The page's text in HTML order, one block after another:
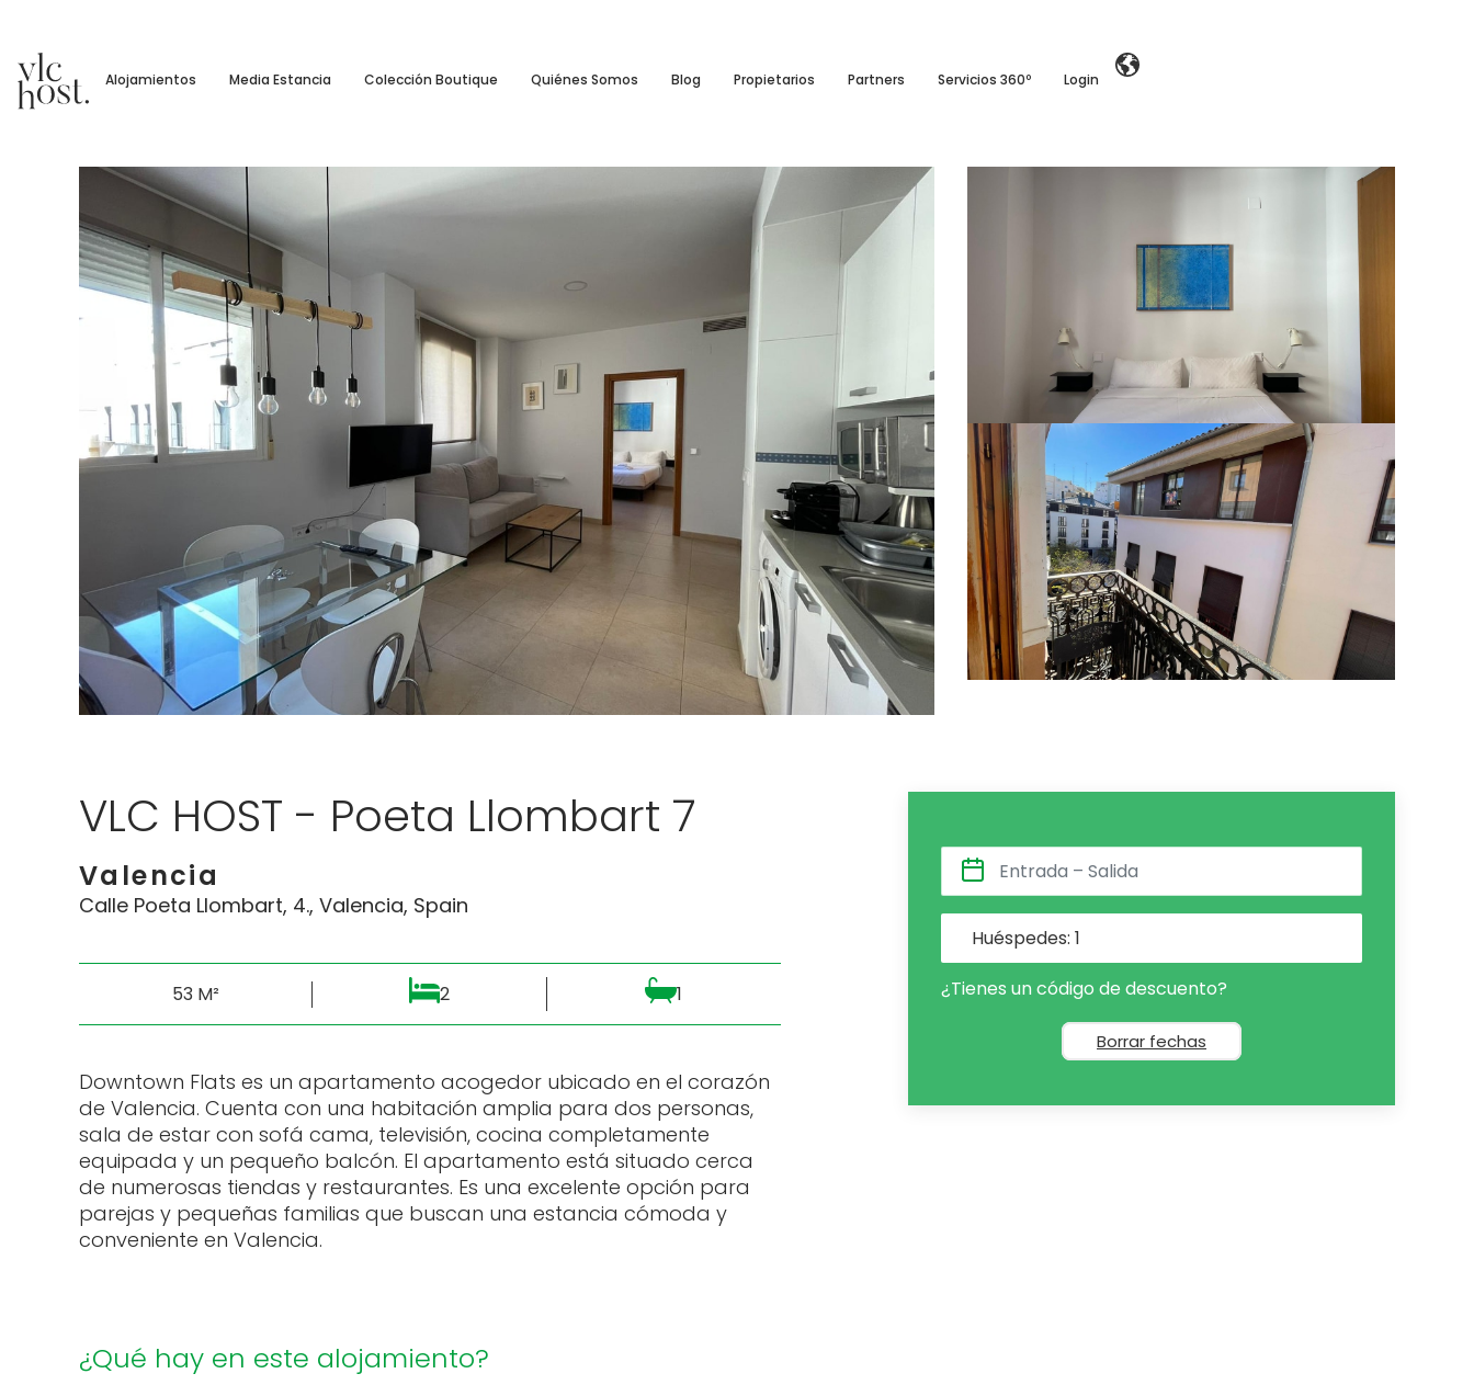
Alojamientos Media Estancia Colección Boutique Quiénes Somos Blog Propietarios Partners Servicios 360º Login
VLC HOST - Poeta Llombart 7
Valencia
Calle Poeta Llombart, 4., Valencia, Spain
53 M² 2 1
Downtown Flats es un apartamento acogedor ubicado en el corazón
de Valencia. Cuenta con una habitación amplia para dos personas,
sala de estar con sofá cama, televisión, cocina completamente
equipada y un pequeño balcón. El apartamento está situado cerca
de numerosas tiendas y restaurantes. Es una excelente opción para
parejas y pequeñas familias que buscan una estancia cómoda y
conveniente en Valencia.
¿Qué hay en este alojamiento?
Huéspedes: 1
¿Tienes un código de descuento?
Borrar fechas